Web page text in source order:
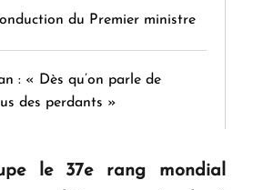
du Premier ministre
: « Dès qu’on parle de
des perdants »
pas d'alternative concrète, la
le 37e rang mondial